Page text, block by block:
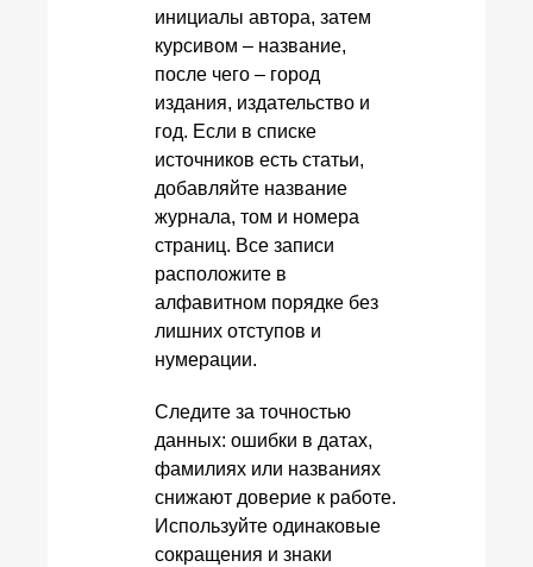
инициалы автора, затем
курсивом – название,
после чего – город
издания, издательство и
год. Если в списке
источников есть статьи,
добавляйте название
журнала, том и номера
страниц. Все записи
расположите в
алфавитном порядке без
лишних отступов и
нумерации.
Следите за точностью
данных: ошибки в датах,
фамилиях или названиях
снижают доверие к работе.
Используйте одинаковые
сокращения и знаки